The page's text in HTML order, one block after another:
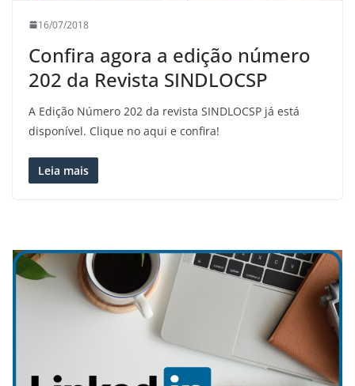
16/07/2018
Confira agora a edição número
202 da Revista SINDLOCSP
A Edição Número 202 da revista SINDLOCSP já está
disponível. Clique no aqui e confira!
Leia mais